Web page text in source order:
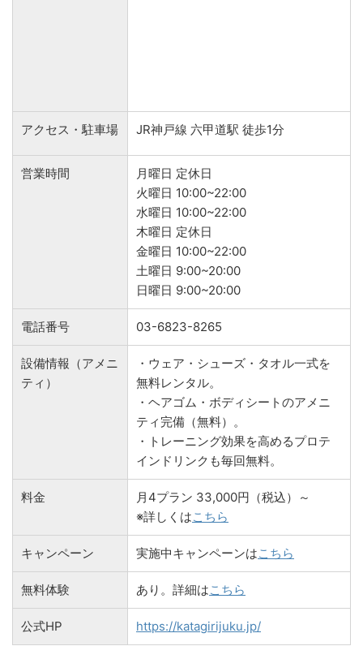
アクセス・駐車場 JR神戸線 六甲道駅 徒歩1分
営業時間
月曜日 定休日
火曜日 10:00~22:00
水曜日 10:00~22:00
木曜日 定休日
金曜日 10:00~22:00
土曜日 9:00~20:00
日曜日 9:00~20:00
電話番号 03-6823-8265
設備情報（アメニ
ティ）
・ウェア・シューズ・タオル一式を
無料レンタル。
・ヘアゴム・ボディシートのアメニ
ティ完備（無料）。
・トレーニング効果を高めるプロテ
インドリンクも毎回無料。
料金
月4プラン 33,000円（税込）～
※詳しくはこちら
キャンペーン 実施中キャンペーンはこちら
無料体験 あり。詳細はこちら
公式HP https://katagirijuku.jp/